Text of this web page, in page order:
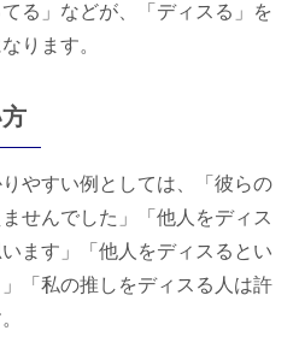
る」などが、「ディスる」を
ります。
やすい例としては、「彼らの
せんでした」「他人をディス
ます」「他人をディスるとい
「私の推しをディスる人は許